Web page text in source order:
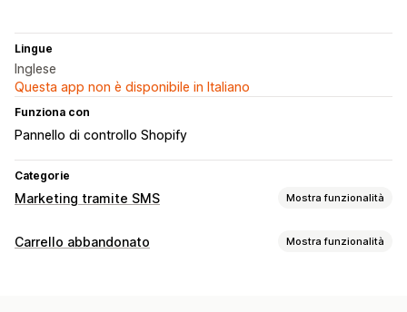
Lingue
Inglese
Questa app non è disponibile in Italiano
Funziona con
Pannello di controllo Shopify
Categorie
Marketing tramite SMS Mostra funzionalità
Gestione campagne
Carrello abbandonato Mostra funzionalità